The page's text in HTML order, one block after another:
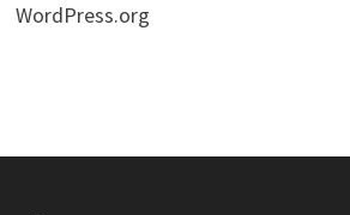
WordPress.org